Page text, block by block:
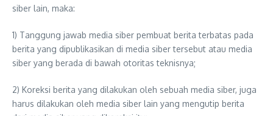
siber lain, maka:
1) Tanggung jawab media siber pembuat berita terbatas pada
berita yang dipublikasikan di media siber tersebut atau media
siber yang berada di bawah otoritas teknisnya;
2) Koreksi berita yang dilakukan oleh sebuah media siber, juga
harus dilakukan oleh media siber lain yang mengutip berita